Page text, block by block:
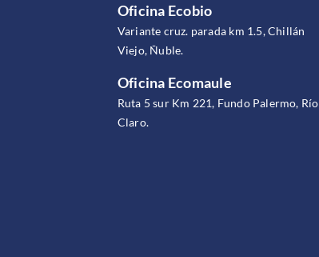
Oficina Ecobio
Variante cruz. parada km 1.5, Chillán
Viejo, Ñuble.
Oficina Ecomaule
Ruta 5 sur Km 221, Fundo Palermo, Río
Claro.